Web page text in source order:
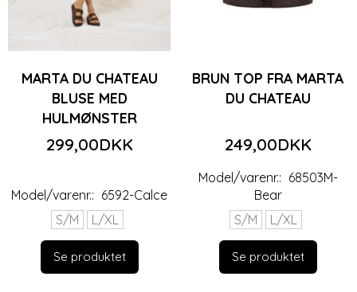
MARTA DU CHATEAU
BLUSE MED
HULMØNSTER
299,00DKK
Model/varenr.: 6592-Calce
S/M
L/XL
Se produktet
BRUN TOP FRA MARTA
DU CHATEAU
249,00DKK
Model/varenr.: 68503M-
Bear
S/M
L/XL
Se produktet